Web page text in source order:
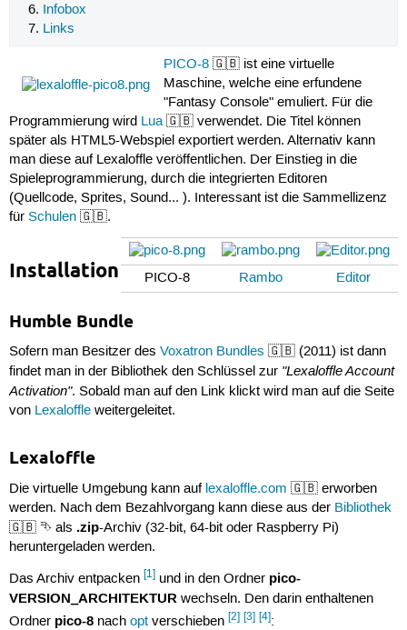
Infobox
Links
PICO-8 🇬🇧 ist eine virtuelle
Maschine, welche eine erfundene
"Fantasy Console" emuliert. Für die
Programmierung wird Lua🇬🇧 verwendet. Die Titel können
später als HTML5-Webspiel exportiert werden. Alternativ kann
man diese auf Lexaloffle veröffentlichen. Der Einstieg in die
Spieleprogrammierung, durch die integrierten Editoren
(Quellcode, Sprites, Sound... ). Interessant ist die Sammellizenz
für Schulen🇬🇧.
PICO-8 Rambo Editor
Installation
Humble Bundle
Sofern man Besitzer des Voxatron Bundles 🇬🇧 (2011) ist dann
findet man in der Bibliothek den Schlüssel zur "Lexaloffle Account
Activation". Sobald man auf den Link klickt wird man auf die Seite
von Lexaloffleweitergeleitet.
Lexaloffle
Die virtuelle Umgebung kann auf lexaloffle.com 🇬🇧 erworben
werden. Nach dem Bezahlvorgang kann diese aus der Bibliothek
🇬🇧 ⮷ als .zip-Archiv (32-bit, 64-bit oder Raspberry Pi)
heruntergeladen werden.
Das Archiv entpacken [1]und in den Ordner pico-
VERSION_ARCHITEKTURwechseln. Den darin enthaltenen
Ordner pico-8nach optverschieben [2] [3] [4]: